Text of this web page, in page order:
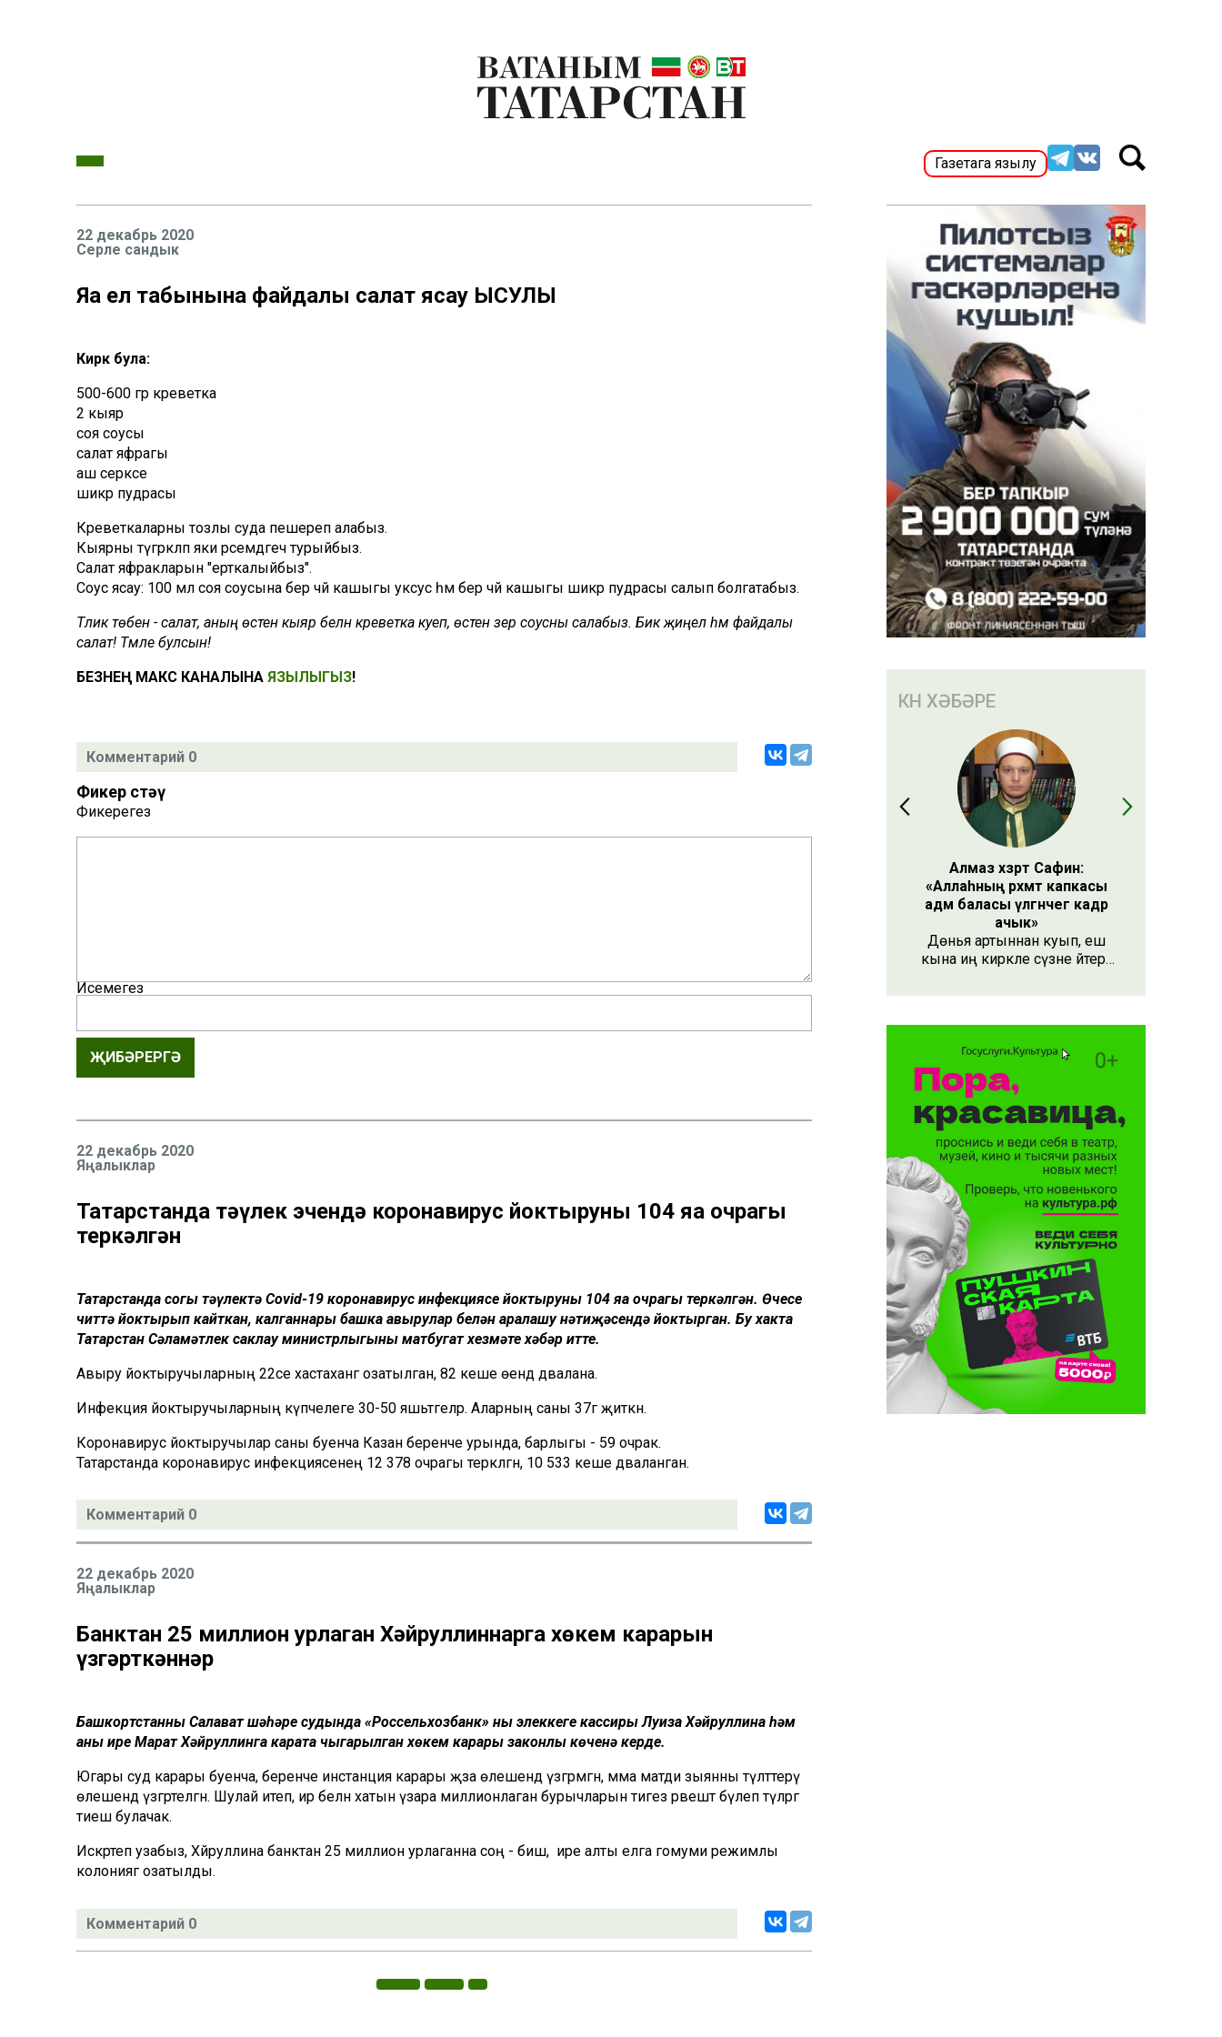
Газетага язылу
22 декабрь 2020
Серле сандык
Яңа ел табынына файдалы салат ясау ЫСУЛЫ
Кирәк була:
500-600 гр креветка
2 кыяр
соя соусы
салат яфрагы
аш серкәсе
шикәр пудрасы
Креветкаларны тозлы суда пешереп алабыз.
Кыярны түгәрәкләп яки рәсемдәгечә турыйбыз.
Салат яфракларын "ерткалыйбыз".
Соус ясау: 100 мл соя соусына бер чәй кашыгы уксус һәм бер чәй кашыгы шикәр пудрасы салып болгатабыз.
Тәликә төбенә - салат, аның өстенә кыяр белән креветка куеп, өстенә әзер соусны салабыз. Бик җиңел һәм файдалы
салат! Тәмле булсын!
БЕЗНЕҢ МАКС КАНАЛЫНА ЯЗЫЛЫГЫЗ!
Комментарий 0
Фикер өстәү
Фикерегез
Исемегез
ҖИБӘРЕРГӘ
22 декабрь 2020
Яңалыклар
Татарстанда тәүлек эчендә коронавирус йоктыруның 104 яңа очрагы
теркәлгән
Татарстанда соңгы тәүлектә Covid-19 коронавирус инфекциясе йоктыруның 104 яңа очрагы теркәлгән. Өчесе
читтә йоктырып кайткан, калганнары башка авырулар белән аралашу нәтиҗәсендә йоктырган. Бу хакта
Татарстан Сәламәтлек саклау министрлыгының матбугат хезмәте хәбәр итте.
Авыру йоктыручыларның 22се хастаханәгә озатылган, 82 кеше өендә дәвалана.
Инфекция йоктыручыларның күпчелеге 30-50 яшьтәгеләр. Аларның саны 37гә җиткән.
Коронавирус йоктыручылар саны буенча Казан беренче урында, барлыгы - 59 очрак.
Татарстанда коронавирус инфекциясенең 12 378 очрагы теркәлгән, 10 533 кеше дәваланган.
Комментарий 0
22 декабрь 2020
Яңалыклар
Банктан 25 миллион урлаган Хәйруллиннарга хөкем карарын
үзгәрткәннәр
Башкортстанның Салават шәһәре судында «Россельхозбанк» ның элеккеге кассиры Луиза Хәйруллина һәм
аның ире Марат Хәйруллинга карата чыгарылган хөкем карары законлы көченә керде.
Югары суд карары буенча, беренче инстанция карары җәза өлешендә үзгәрмәгән, әмма матди зыянны түләттерү
өлешендә үзгәртелгән. Шулай итеп, ир белән хатын үзара миллионлаган бурычларын тигез рәвештә бүлеп түләргә
тиеш булачак.
Искәртеп узабыз, Хәйруллина банктан 25 миллион урлаганна соң - биш, ә ире алты елга гомуми режимлы
колониягә озатылды.
Комментарий 0
КӨН ХӘБӘРЕ
Алмаз хәзрәт Сафин:
«Аллаһның рәхмәт капкасы
адәм баласы үлгәнчегә кадәр
ачык»
Дөнья артыннан куып, еш
кына иң кирәкле сүзне әйтергә
Әлеге сүзне күршең яки
кеше бөтен яшәеше, барлыгы